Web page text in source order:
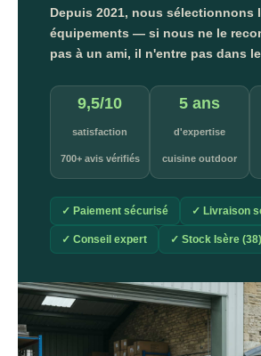
Depuis 2021, nous sélectionnons
équipements — si nous ne le
pas à un ami, il n'entre pas dans
9,5/10
satisfaction
700+ avis vérifiés
5 ans
d'expertise
cuisine outdoor
✓ Paiement sécurisé ✓ Livraison
✓ Conseil expert ✓ Stock Isère (38)